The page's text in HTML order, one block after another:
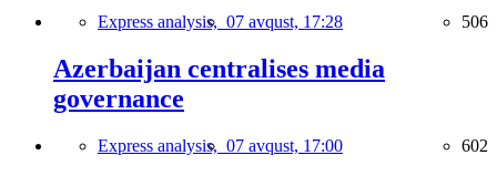
Express analysis, 07 avqust, 17:28 506
Azerbaijan centralises media
governance
Express analysis, 07 avqust, 17:00 602